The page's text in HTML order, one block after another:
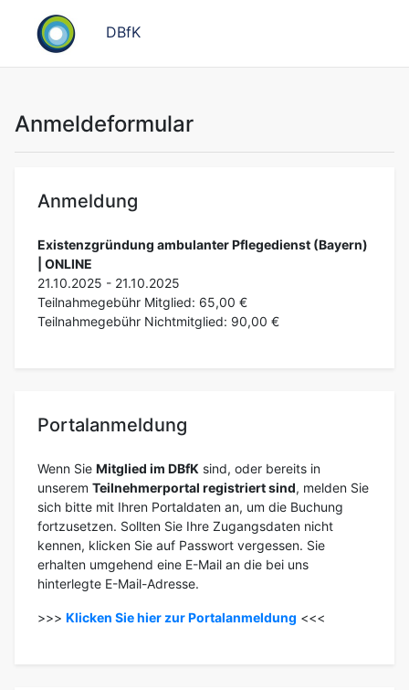
DBfK
Anmeldeformular
Anmeldung
Existenzgründung ambulanter Pflegedienst (Bayern)
| ONLINE
21.10.2025 - 21.10.2025
Teilnahmegebühr Mitglied: 65,00 €
Teilnahmegebühr Nichtmitglied: 90,00 €
Portalanmeldung
Wenn Sie Mitglied im DBfK sind, oder bereits in
unserem Teilnehmerportal registriert sind, melden Sie
sich bitte mit Ihren Portaldaten an, um die Buchung
fortzusetzen. Sollten Sie Ihre Zugangsdaten nicht
kennen, klicken Sie auf Passwort vergessen. Sie
erhalten umgehend eine E-Mail an die bei uns
hinterlegte E-Mail-Adresse.
>>> Klicken Sie hier zur Portalanmeldung <<<